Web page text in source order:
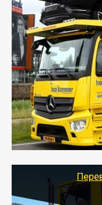
Цена за
- Перевозка
быстрый и
легковых
город.
- Наша
машин
учетом всех